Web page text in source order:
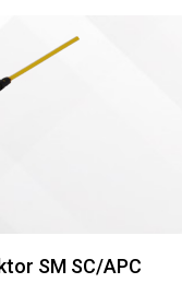
SM SC/APC